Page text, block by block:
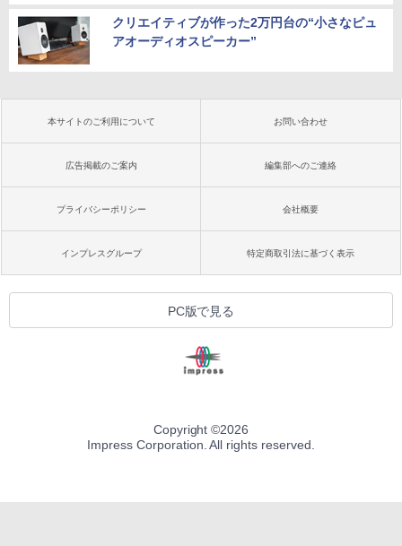
クリエイティブが作った2万円台の“小さなピュ
アオーディオスピーカー”
本サイトのご利用について お問い合わせ
広告掲載のご案内 編集部へのご連絡
プライバシーポリシー 会社概要
インプレスグループ 特定商取引法に基づく表示
PC版で見る
Copyright ©2026
Impress Corporation. All rights reserved.